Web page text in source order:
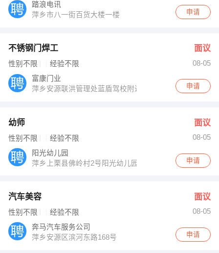
踏浪电讯
萍乡市八一街百货大楼一楼
申请
不锈钢门焊工 面议
性别不限 经验不限
08-05
富康门业
萍乡安源联洪管理处蓝盾驾校附近
申请
幼师 面议
性别不限 经验不限
08-05
阳光幼儿园
萍乡上栗县佛岭村2号阳光幼儿园
申请
汽车美容 面议
性别不限 经验不限
08-05
奔马汽车服务公司
萍乡安源区滨河东路168号
申请